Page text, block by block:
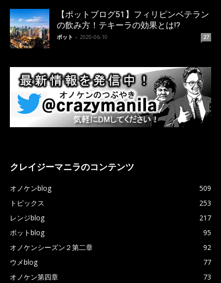
【ポットブログ51】フィリピンベテラン
の飲み方！テキーラの効果とは!?
ポット - 2020-06-10 27
クレイジーマニラのコンテンツ
オノケンblog
509
トピックス
253
レンジblog
217
ポットblog
95
オノケンシーズン２第二章
92
ウメblog
77
オノケン第四章
73